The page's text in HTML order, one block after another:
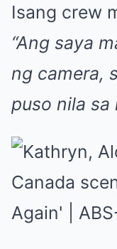
Isang crew
“Ang saya
ng camera,
puso nila sa